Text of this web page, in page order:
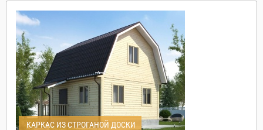
КАРКАС ИЗ СТРОГАНОЙ ДОСКИ